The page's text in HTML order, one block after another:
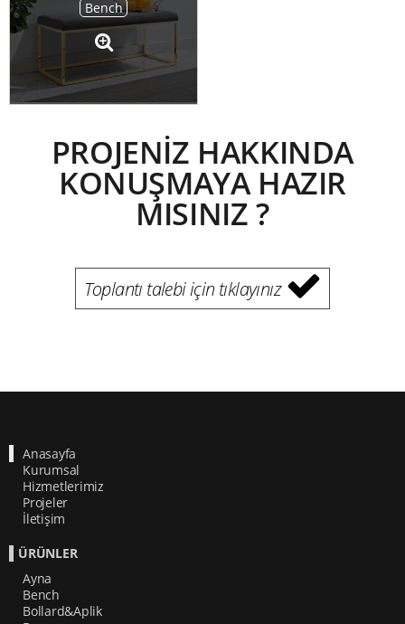
Bench
PROJENİZ HAKKINDA
KONUŞMAYA HAZIR
MISINIZ ?
Toplantı talebi için tıklayınız
Anasayfa
Kurumsal
Hizmetlerimiz
Projeler
İletişim
ÜRÜNLER
Ayna
Bench
Bollard&Aplik